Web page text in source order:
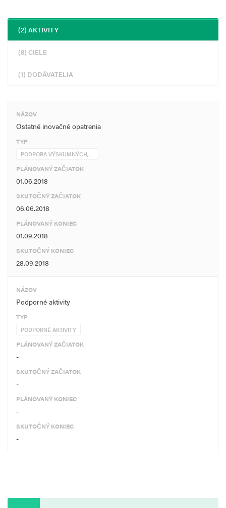
(2) AKTIVITY
(8) CIELE
(1) DODÁVATELIA
NÁZOV
Ostatné inovačné opatrenia
TYP
PODPORA VÝSKUMNÝCH,…
PLÁNOVANÝ ZAČIATOK
01.06.2018
SKUTOČNÝ ZAČIATOK
06.06.2018
PLÁNOVANÝ KONIEC
01.09.2018
SKUTOČNÝ KONIEC
28.09.2018
NÁZOV
Podporné aktivity
TYP
PODPORNÉ AKTIVITY
PLÁNOVANÝ ZAČIATOK
-
SKUTOČNÝ ZAČIATOK
-
PLÁNOVANÝ KONIEC
-
SKUTOČNÝ KONIEC
-